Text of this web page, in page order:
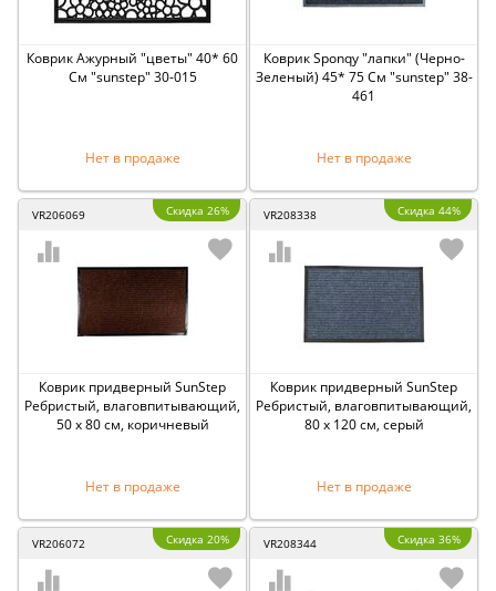
Коврик Ажурный "цветы" 40* 60
См "sunstep" 30-015
Нет в продаже
Коврик Sponqy "лапки" (Черно-
Зеленый) 45* 75 См "sunstep" 38-
461
Нет в продаже
VR206069 Скидка 26%
Коврик придверный SunStep
Ребристый, влаговпитывающий,
50 x 80 см, коричневый
Нет в продаже
VR208338 Скидка 44%
Коврик придверный SunStep
Ребристый, влаговпитывающий,
80 x 120 см, серый
Нет в продаже
VR206072 Скидка 20% VR208344 Скидка 36%